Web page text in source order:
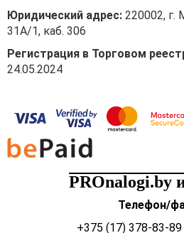
·
Юридический адрес: 220002, г.
31А/1, каб. 306
Регистрация в Торговом
24.05.2024
PROnalogi.by
Телефон/
+375 (17) 378-83-89